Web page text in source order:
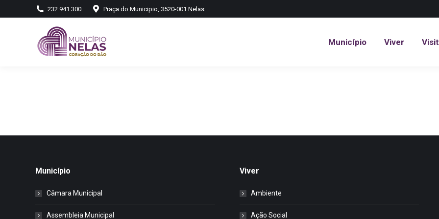
232 941 300 Praça do Municipio, 3520-001 Nelas
Município Viver
Município
Câmara Municipal
Assembleia Municipal
Viver
Ambiente
Ação Social
Município Viver